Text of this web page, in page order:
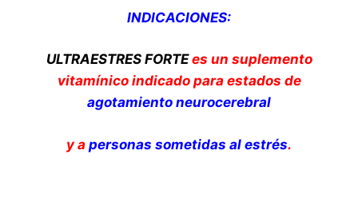
INDICACIONES:
ULTRAESTRES FORTE es un suplemento
vitamínico indicado para estados de
agotamiento neurocerebral
y a personas sometidas al estrés.